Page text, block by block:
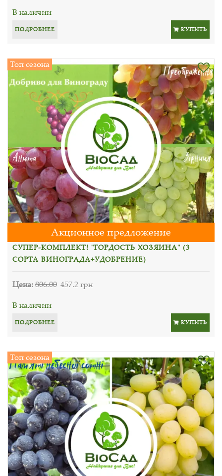
В наличии
ПОДРОБНЕЕ КУПИТЬ
Топ сезона
Акционное предложение
СУПЕР-КОМПЛЕКТ! "ГОРДОСТЬ ХОЗЯИНА" (3
СОРТА ВИНОГРАДА+УДОБРЕНИЕ)
Цена:806.00 457.2 грн
В наличии
ПОДРОБНЕЕ КУПИТЬ
Топ сезона